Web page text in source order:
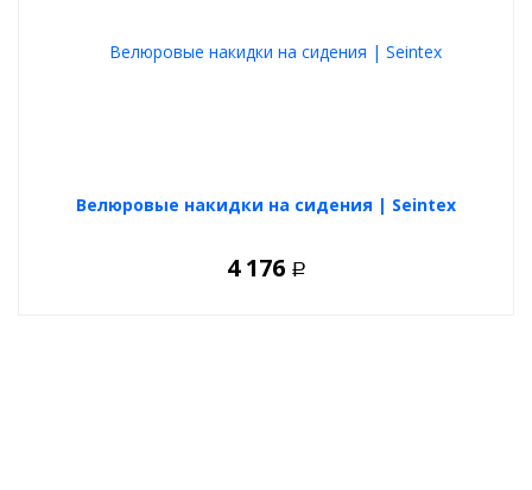
Велюровые накидки на сидения | Seintex
4 176 Р